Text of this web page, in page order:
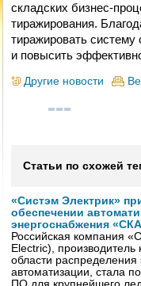
складских бизнес-
тиражирования.
тиражировать систему
и повысить
Другие новости
Статьи по схожей
«Систэм Электрик»
обеспечении
энергоснабжения
Российская компания
Electric),
области распределения
автоматизации, стала